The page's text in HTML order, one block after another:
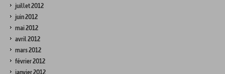
juillet 2012
juin 2012
mai 2012
avril 2012
mars 2012
février 2012